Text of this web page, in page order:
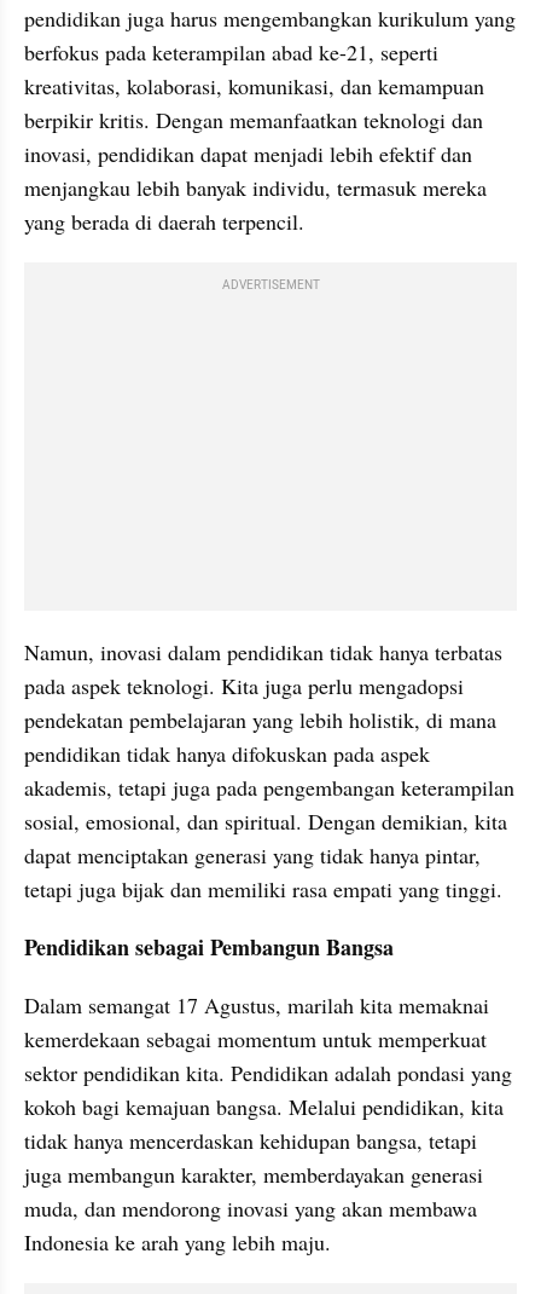
pendidikan juga harus mengembangkan kurikulum yang
berfokus pada keterampilan abad ke-21, seperti
kreativitas, kolaborasi, komunikasi, dan kemampuan
berpikir kritis. Dengan memanfaatkan teknologi dan
inovasi, pendidikan dapat menjadi lebih efektif dan
menjangkau lebih banyak individu, termasuk mereka
yang berada di daerah terpencil.
ADVERTISEMENT
Namun, inovasi dalam pendidikan tidak hanya terbatas
pada aspek teknologi. Kita juga perlu mengadopsi
pendekatan pembelajaran yang lebih holistik, di mana
pendidikan tidak hanya difokuskan pada aspek
akademis, tetapi juga pada pengembangan keterampilan
sosial, emosional, dan spiritual. Dengan demikian, kita
dapat menciptakan generasi yang tidak hanya pintar,
tetapi juga bijak dan memiliki rasa empati yang tinggi.
Pendidikan sebagai Pembangun Bangsa
Dalam semangat 17 Agustus, marilah kita memaknai
kemerdekaan sebagai momentum untuk memperkuat
sektor pendidikan kita. Pendidikan adalah pondasi yang
kokoh bagi kemajuan bangsa. Melalui pendidikan, kita
tidak hanya mencerdaskan kehidupan bangsa, tetapi
juga membangun karakter, memberdayakan generasi
muda, dan mendorong inovasi yang akan membawa
Indonesia ke arah yang lebih maju.